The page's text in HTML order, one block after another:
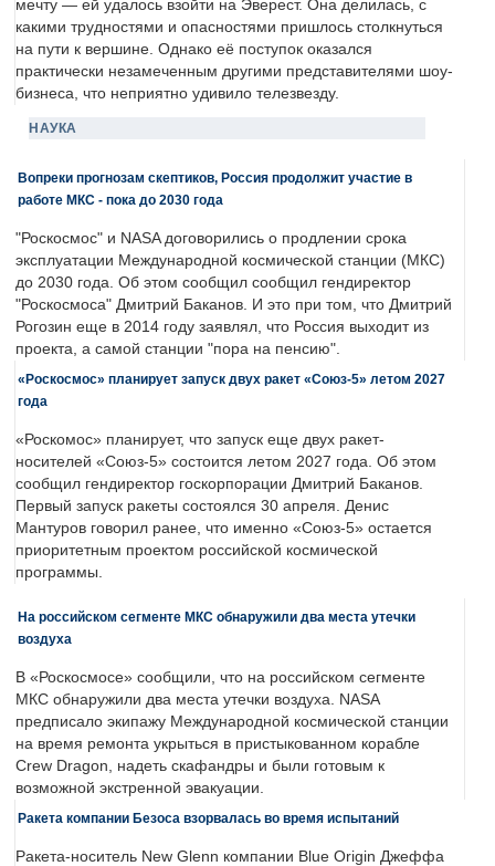
мечту — ей удалось взойти на Эверест. Она делилась, с
какими трудностями и опасностями пришлось столкнуться
на пути к вершине. Однако её поступок оказался
практически незамеченным другими представителями шоу-
бизнеса, что неприятно удивило телезвезду.
НАУКА
Вопреки прогнозам скептиков, Россия продолжит участие в
работе МКС - пока до 2030 года
"Роскосмос" и NASA договорились о продлении срока
эксплуатации Международной космической станции (МКС)
до 2030 года. Об этом сообщил сообщил гендиректор
"Роскосмоса" Дмитрий Баканов. И это при том, что Дмитрий
Рогозин еще в 2014 году заявлял, что Россия выходит из
проекта, а самой станции "пора на пенсию".
«Роскосмос» планирует запуск двух ракет «Союз-5» летом 2027
года
«Роскомос» планирует, что запуск еще двух ракет-
носителей «Союз-5» состоится летом 2027 года. Об этом
сообщил гендиректор госкорпорации Дмитрий Баканов.
Первый запуск ракеты состоялся 30 апреля. Денис
Мантуров говорил ранее, что именно «Союз-5» остается
приоритетным проектом российской космической
программы.
На российском сегменте МКС обнаружили два места утечки
воздуха
В «Роскосмосе» сообщили, что на российском сегменте
МКС обнаружили два места утечки воздуха. NASA
предписало экипажу Международной космической станции
на время ремонта укрыться в пристыкованном корабле
Crew Dragon, надеть скафандры и были готовым к
возможной экстренной эвакуации.
Ракета компании Безоса взорвалась во время испытаний
Ракета-носитель New Glenn компании Blue Origin Джеффа